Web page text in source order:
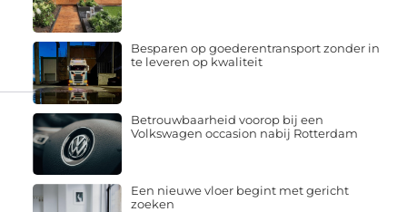
Besparen op goederentransport zonder in
te leveren op kwaliteit
Betrouwbaarheid voorop bij een
Volkswagen occasion nabij Rotterdam
Een nieuwe vloer begint met gericht
zoeken